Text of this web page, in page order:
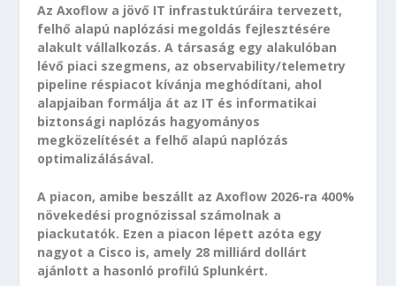
Az Axoflow a jövő IT infrastuktúráira tervezett,
felhő alapú naplózási megoldás fejlesztésére
alakult vállalkozás. A társaság egy alakulóban
lévő piaci szegmens, az observability/telemetry
pipeline réspiacot kívánja meghódítani, ahol
alapjaiban formálja át az IT és informatikai
biztonsági naplózás hagyományos
megközelítését a felhő alapú naplózás
optimalizálásával.
A piacon, amibe beszállt az Axoflow 2026-ra 400%
növekedési prognózissal számolnak a
piackutatók. Ezen a piacon lépett azóta egy
nagyot a Cisco is, amely 28 milliárd dollárt
ajánlott a hasonló profilú Splunkért.